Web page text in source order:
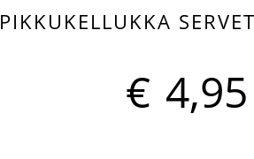
PIKKUKELLUKKA
€ 4,95